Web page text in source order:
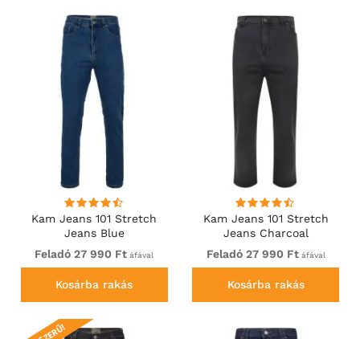
Kam Jeans 101 Stretch
Jeans Blue
Feladó 27 990 Ft áfával
Kosárba rakás
Kam Jeans 101 Stretch
Jeans Charcoal
Feladó 27 990 Ftáfával
Kosárba rakás